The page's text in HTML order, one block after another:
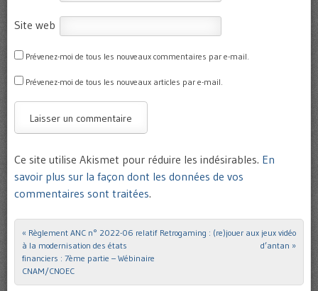
Site web
Prévenez-moi de tous les nouveaux commentaires par e-mail.
Prévenez-moi de tous les nouveaux articles par e-mail.
Ce site utilise Akismet pour réduire les indésirables. En
savoir plus sur la façon dont les données de vos
commentaires sont traitées.
Post navigation
« Règlement ANC n° 2022-06 relatif
à la modernisation des états
financiers : 7ème partie – Wébinaire
CNAM/CNOEC
Retrogaming : (re)jouer aux jeux vidéo
d’antan »